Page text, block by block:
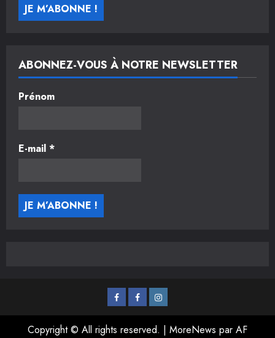
ABONNEZ-VOUS À NOTRE NEWSLETTER
Prénom
E-mail *
L’Asso
La
Radio
Instagram
Copyright © All rights reserved. | MoreNews par AF